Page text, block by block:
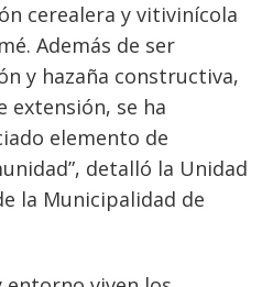
cerealera y vitivinícola
Además de ser
y hazaña constructiva,
extensión, se ha
elemento de
detalló la Unidad
la Municipalidad de